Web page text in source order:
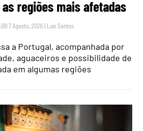
regiões mais afetadas
7 Agosto, 2026 | Luís Santos
a Portugal, acompanhada por
aguaceiros e possibilidade de
em algumas regiões